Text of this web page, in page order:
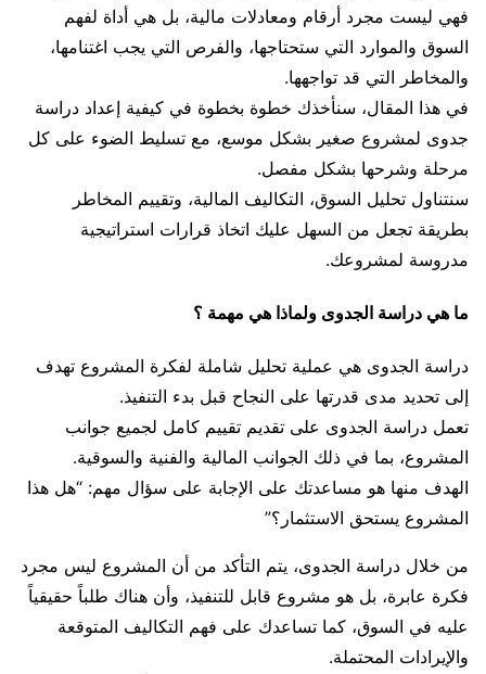
فهي ليست مجرد أرقام ومعادلات مالية، بل هي أداة لفهم
السوق والموارد التي ستحتاجها، والفرص التي يجب اغتنامها،
والمخاطر التي قد تواجهها.
في هذا المقال، سنأخذك خطوة بخطوة في كيفية إعداد دراسة
جدوى لمشروع صغير بشكل موسع، مع تسليط الضوء على كل
مرحلة وشرحها بشكل مفصل.
سنتناول تحليل السوق، التكاليف المالية، وتقييم المخاطر
بطريقة تجعل من السهل عليك اتخاذ قرارات استراتيجية
مدروسة لمشروعك.
ما هي دراسة الجدوى ولماذا هي مهمة ؟
دراسة الجدوى هي عملية تحليل شاملة لفكرة المشروع تهدف
إلى تحديد مدى قدرتها على النجاح قبل بدء التنفيذ.
تعمل دراسة الجدوى على تقديم تقييم كامل لجميع جوانب
المشروع، بما في ذلك الجوانب المالية والفنية والسوقية.
الهدف منها هو مساعدتك على الإجابة على سؤال مهم: “هل هذا
المشروع يستحق الاستثمار؟”
من خلال دراسة الجدوى، يتم التأكد من أن المشروع ليس مجرد
فكرة عابرة، بل هو مشروع قابل للتنفيذ، وأن هناك طلباً حقيقياً
عليه في السوق، كما تساعدك على فهم التكاليف المتوقعة
والإيرادات المحتملة.